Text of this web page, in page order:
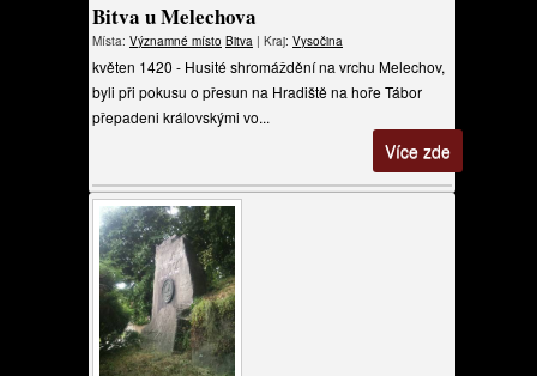
Bitva u Melechova
Místa: Významné místo Bitva | Kraj: Vysočina
květen 1420 - Husité shromáždění na vrchu Melechov,
byli při pokusu o přesun na Hradiště na hoře Tábor
přepadeni královskými vo...
Více zde